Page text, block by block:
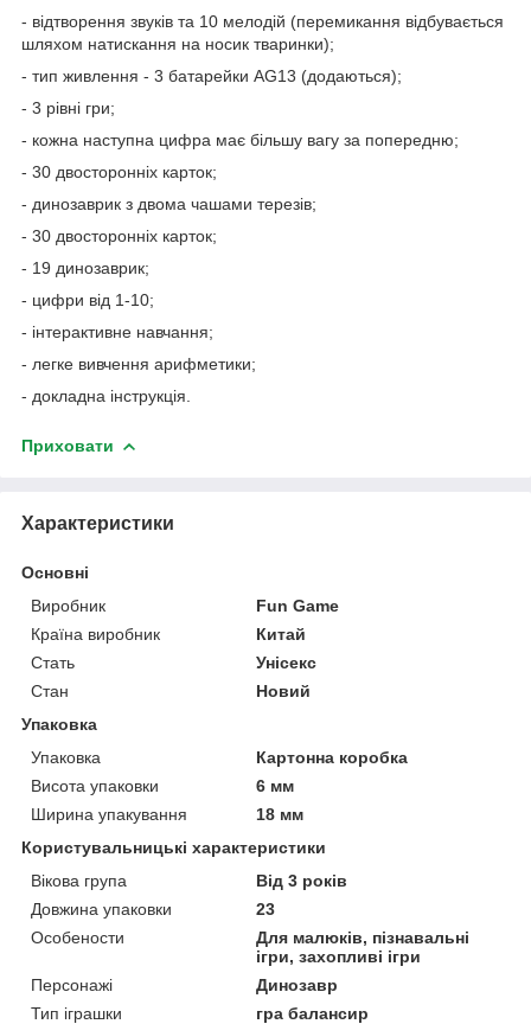
- відтворення звуків та 10 мелодій (перемикання відбувається
шляхом натискання на носик тваринки);
- тип живлення - 3 батарейки AG13 (додаються);
- 3 рівні гри;
- кожна наступна цифра має більшу вагу за попередню;
- 30 двосторонніх карток;
- динозаврик з двома чашами терезів;
- 30 двосторонніх карток;
- 19 динозаврик;
- цифри від 1-10;
- інтерактивне навчання;
- легке вивчення арифметики;
- докладна інструкція.
Приховати
Характеристики
Основні
Виробник
Fun Game
Країна виробник
Китай
Стать
Унісекс
Стан
Новий
Упаковка
Упаковка
Картонна коробка
Висота упаковки
6 мм
Ширина упакування
18 мм
Користувальницькі характеристики
Вікова група
Від 3 років
Довжина упаковки
23
Особености
Для малюків, пізнавальні
ігри, захопливі ігри
Персонажі
Динозавр
Тип іграшки
гра балансир